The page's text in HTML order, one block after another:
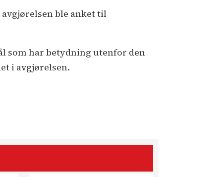
ble anket til
som har betydning utenfor den
i avgjørelsen.